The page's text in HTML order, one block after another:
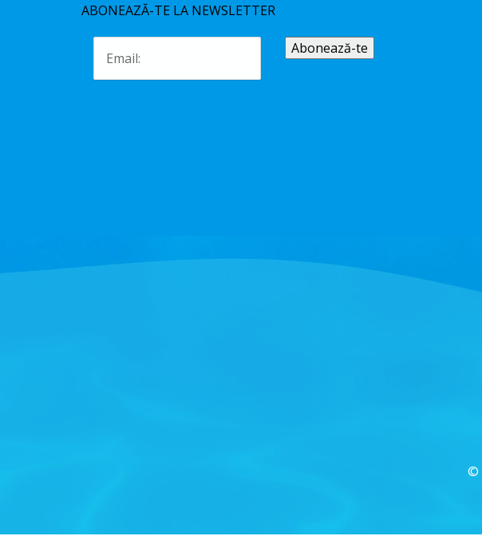
ABONEAZĂ-TE LA NEWSLETTER
©